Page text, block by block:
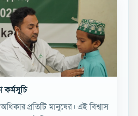
কর্মসূচি
অধিকার প্রতিটি মানুষের। এই বিশ্বাস